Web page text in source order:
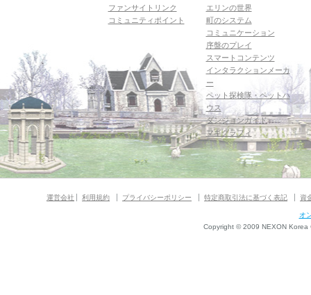
ファンサイトリンク
コミュニティポイント
エリンの世界
町のシステム
コミュニケーション
序盤のプレイ
スマートコンテンツ
インタラクションメーカ
ー
ペット探検隊・ペットハ
ウス
ダンジョンガイド
マギグラフィ
運営会社 利用規約 プライバシーポリシー 特定商取引法に基づく表記 資
オ
Copyright © 2009 NEXON Korea